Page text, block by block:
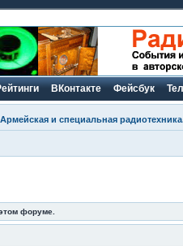
ВКонтакте Фейсбук
и специальная
форуме.